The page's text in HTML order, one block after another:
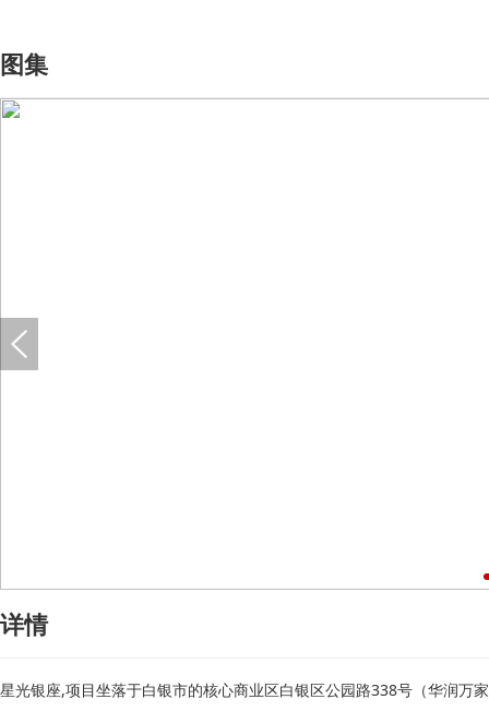
图集
详情
星光银座,项目坐落于白银市的核心商业区白银区公园路338号（华润万